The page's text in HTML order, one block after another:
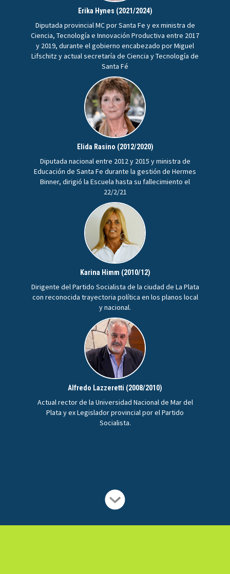
Erika Hynes (2021/2024)
Diputada provincial MC por Santa Fe y ex ministra de
Ciencia, Tecnología e Innovación Productiva entre 2017
y 2019, durante el gobierno encabezado por Miguel
Lifschitz y actual secretaría de Ciencia y Tecnología de
Santa Fé
Elida Rasino (2012/2020)
Diputada nacional entre 2012 y 2015 y ministra de
Educación de Santa Fe durante la gestión de Hermes
Binner, dirigió la Escuela hasta su fallecimiento el
22/2/21
Karina Himm (2010/12)
Dirigente del Partido Socialista de la ciudad de La Plata
con reconocida trayectoria política en los planos local
y nacional.
Alfredo Lazzeretti (2008/2010)
Actual rector de la Universidad Nacional de Mar del
Plata y ex Legislador provincial por el Partido
Socialista.